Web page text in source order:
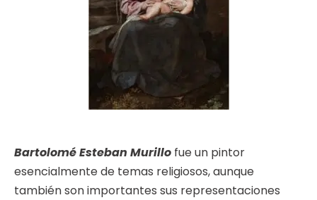
Bartolomé Esteban Murillo fue un pintor
esencialmente de temas religiosos, aunque
también son importantes sus representaciones